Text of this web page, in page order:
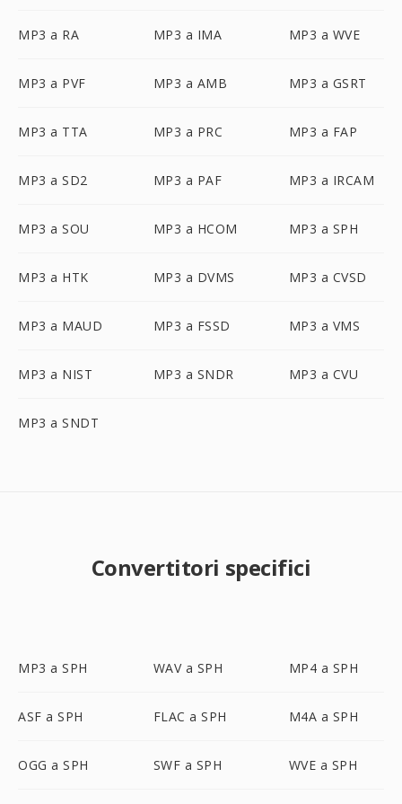
MP3 a RA MP3 a IMA MP3 a WVE
MP3 a PVF MP3 a AMB MP3 a GSRT
MP3 a TTA MP3 a PRC MP3 a FAP
MP3 a SD2 MP3 a PAF MP3 a IRCAM
MP3 a SOU MP3 a HCOM MP3 a SPH
MP3 a HTK MP3 a DVMS MP3 a CVSD
MP3 a MAUD MP3 a FSSD MP3 a VMS
MP3 a NIST MP3 a SNDR MP3 a CVU
MP3 a SNDT
Convertitori specifici
MP3 a SPH WAV a SPH MP4 a SPH
ASF a SPH FLAC a SPH M4A a SPH
OGG a SPH SWF a SPH WVE a SPH